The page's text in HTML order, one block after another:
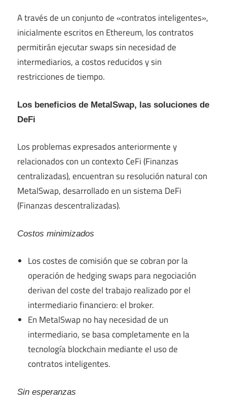
A través de un conjunto de «contratos inteligentes»,
inicialmente escritos en Ethereum, los contratos
permitirán ejecutar swaps sin necesidad de
intermediarios, a costos reducidos y sin
restricciones de tiempo.
Los beneficios de MetalSwap, las soluciones de
DeFi
Los problemas expresados ​​anteriormente y
relacionados con un contexto CeFi (Finanzas
centralizadas), encuentran su resolución natural con
MetalSwap, desarrollado en un sistema DeFi
(Finanzas descentralizadas).
Costos minimizados
Los costes de comisión que se cobran por la
operación de hedging swaps para negociación
derivan del coste del trabajo realizado por el
intermediario financiero: el broker.
En MetalSwap no hay necesidad de un
intermediario, se basa completamente en la
tecnología blockchain mediante el uso de
contratos inteligentes.
Sin esperanzas